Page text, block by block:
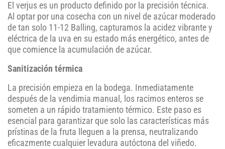
El verjus es un producto definido por la precisión técnica.
Al optar por una cosecha con un nivel de azúcar moderado
de tan solo 11-12 Balling, capturamos la acidez vibrante y
eléctrica de la uva en su estado más energético, antes de
que comience la acumulación de azúcar.
Sanitización térmica
La precisión empieza en la bodega. Inmediatamente
después de la vendimia manual, los racimos enteros se
someten a un rápido tratamiento térmico. Este paso es
esencial para garantizar que solo las características más
prístinas de la fruta lleguen a la prensa, neutralizando
eficazmente cualquier levadura autóctona del viñedo.